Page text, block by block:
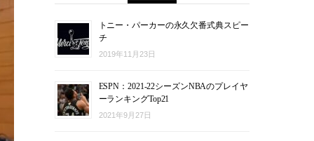
トニー・パーカーの永久欠番式典スピー
チ
2019年11月23日
ESPN：2021-22シーズンNBAのプレイヤ
ーランキングTop21
2021年9月27日